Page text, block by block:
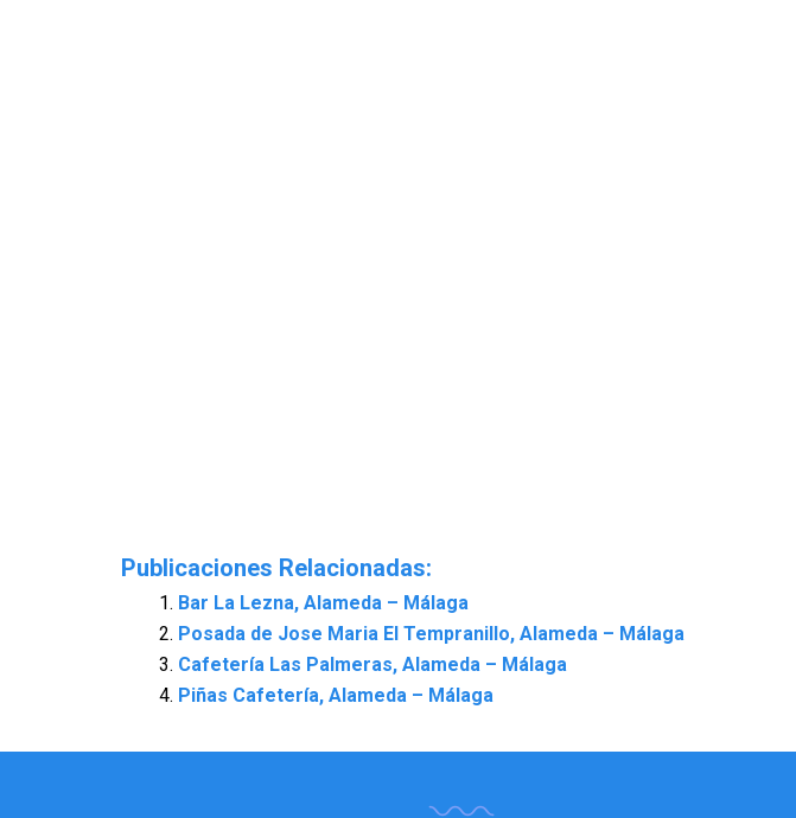
Publicaciones Relacionadas:
Bar La Lezna, Alameda – Málaga
Posada de Jose Maria El Tempranillo, Alameda – Málaga
Cafetería Las Palmeras, Alameda – Málaga
Piñas Cafetería, Alameda – Málaga